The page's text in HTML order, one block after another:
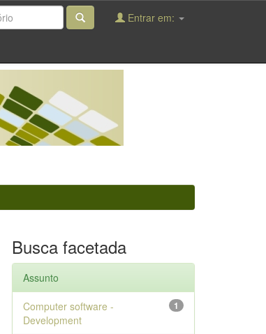
Entrar em:
Busca facetada
Assunto
1
Computer software -
Development